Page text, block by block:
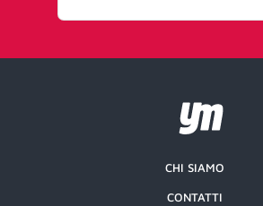
CHI SIAMO
CONTATTI